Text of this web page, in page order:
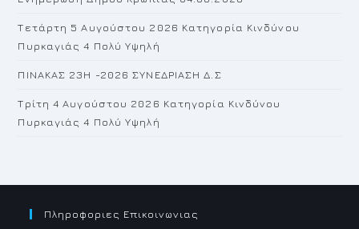
Τετάρτη 5 Αυγούστου 2026 Κατηγορία Κινδύνου
Πυρκαγιάς 4 Πολύ Υψηλή
ΠΙΝΑΚΑΣ 23H -2026 ΣΥΝΕΔΡΙΑΣΗ Δ.Σ
Τρίτη 4 Αυγούστου 2026 Κατηγορία Κινδύνου
Πυρκαγιάς 4 Πολύ Υψηλή
Πληροφοριες Επικοινωνιας